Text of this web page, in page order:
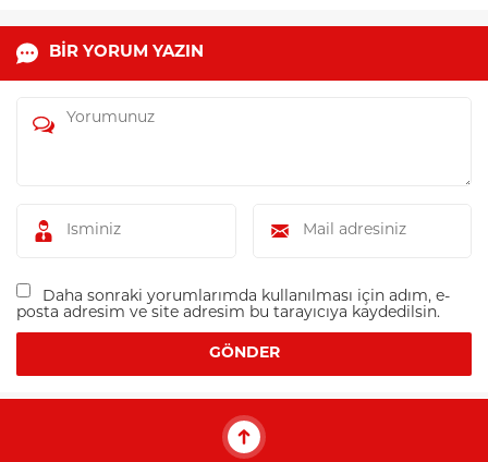
BİR YORUM YAZIN
Daha sonraki yorumlarımda kullanılması için adım, e-
posta adresim ve site adresim bu tarayıcıya kaydedilsin.
Müşteri Temsilcisi